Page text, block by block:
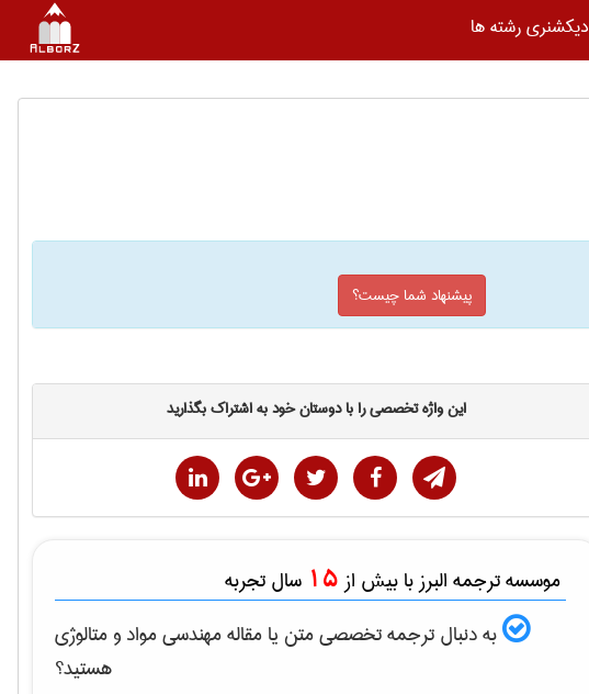
دیکشنری رشته ها
پیشنهاد شما چیست؟
این واژه تخصصی را با دوستان خود به اشتراک بگذارید
موسسه ترجمه البرز با بیش از 15 سال تجربه
به دنبال ترجمه تخصصی متن یا مقالهمهندسی مواد و متالوژی
هستید؟